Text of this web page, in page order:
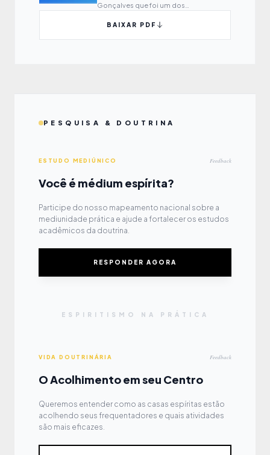
Gonçalves que foi um dos
Baixem e divulguem.
BAIXAR PDF
PESQUISA & DOUTRINA
ESTUDO MEDIÚNICO Feedback
Você é médium espírita?
Participe do nosso mapeamento nacional sobre a
mediunidade prática e ajude a fortalecer os estudos
acadêmicos da doutrina.
RESPONDER AGORA
ESPIRITISMO NA PRÁTICA
VIDA DOUTRINÁRIA Feedback
O Acolhimento em seu Centro
Queremos entender como as casas espíritas estão
acolhendo seus frequentadores e quais atividades
são mais eficazes.